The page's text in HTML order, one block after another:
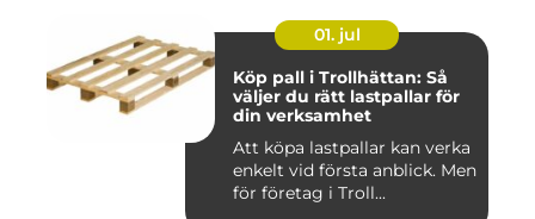
01. jul
Köp pall i Trollhättan: Så
väljer du rätt lastpallar för
din verksamhet
Att köpa lastpallar kan verka
enkelt vid första anblick. Men
för företag i Troll...